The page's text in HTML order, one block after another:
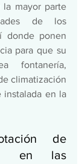
mayor parte
de los
donde ponen
para que su
fontanería,
climatización
en la
de
en las